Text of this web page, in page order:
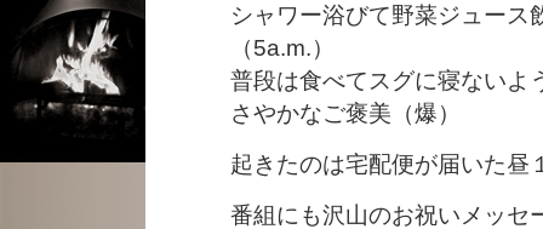
シャワー浴びて野菜ジュース
（5a.m.）
普段は食べてスグに寝ないよ
さやかなご褒美（爆）
起きたのは宅配便が届いた昼
番組にも沢山のお祝いメッセ